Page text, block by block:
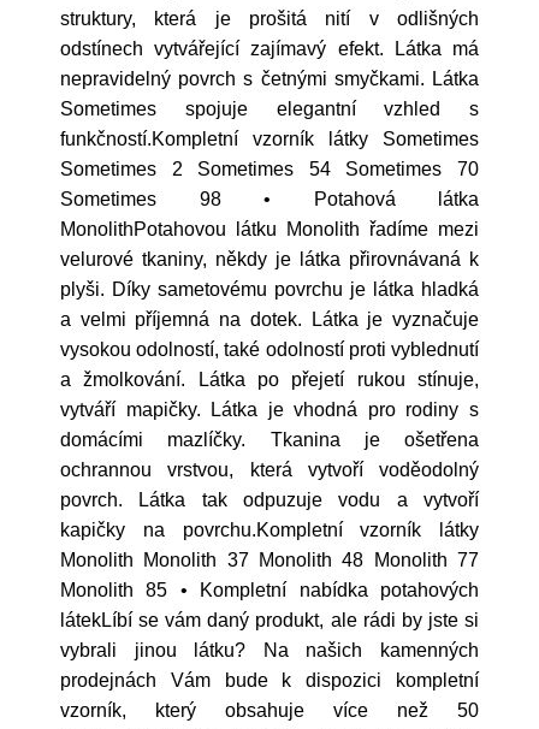
struktury, která je prošitá nití v odlišných
odstínech vytvářející zajímavý efekt. Látka má
nepravidelný povrch s četnými smyčkami. Látka
Sometimes spojuje elegantní vzhled s
funkčností.Kompletní vzorník látky Sometimes
Sometimes 2 Sometimes 54 Sometimes 70
Sometimes 98 • Potahová látka
MonolithPotahovou látku Monolith řadíme mezi
velurové tkaniny, někdy je látka přirovnávaná k
plyši. Díky sametovému povrchu je látka hladká
a velmi příjemná na dotek. Látka je vyznačuje
vysokou odolností, také odolností proti vyblednutí
a žmolkování. Látka po přejetí rukou stínuje,
vytváří mapičky. Látka je vhodná pro rodiny s
domácími mazlíčky. Tkanina je ošetřena
ochrannou vrstvou, která vytvoří voděodolný
povrch. Látka tak odpuzuje vodu a vytvoří
kapičky na povrchu.Kompletní vzorník látky
Monolith Monolith 37 Monolith 48 Monolith 77
Monolith 85 • Kompletní nabídka potahových
látekLíbí se vám daný produkt, ale rádi by jste si
vybrali jinou látku? Na našich kamenných
prodejnách Vám bude k dispozici kompletní
vzorník, který obsahuje více než 50